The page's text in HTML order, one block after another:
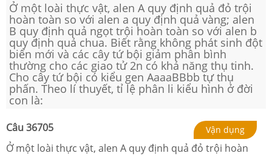
Ở một loài thực vật, alen A quy định quả đỏ trội
hoàn toàn so với alen a quy định quả vàng; alen
B quy định quả ngọt trội hoàn toàn so với alen b
quy định quả chua. Biết rằng không phát sinh đột
biến mới và các cây tứ bội giảm phân bình
thường cho các giao tử 2n có khả năng thụ tinh.
Cho cây tứ bội có kiểu gen AaaaBBbb tự thụ
phấn. Theo lí thuyết, tỉ lệ phân li kiểu hình ở đời
con là:
Câu 36705 Vận dụng
Ở một loài thực vật, alen A quy định quả đỏ trội hoàn